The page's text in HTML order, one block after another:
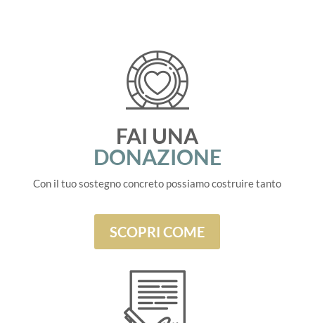
FAI UNA
DONAZIONE
Con il tuo sostegno concreto possiamo costruire tanto
SCOPRI COME